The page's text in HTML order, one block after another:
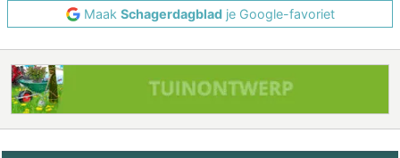
Maak Schagerdagbladje Google-favoriet